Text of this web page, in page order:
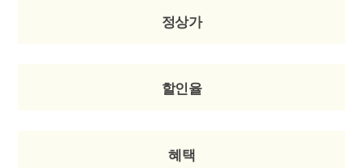
정상가
할인율
혜택